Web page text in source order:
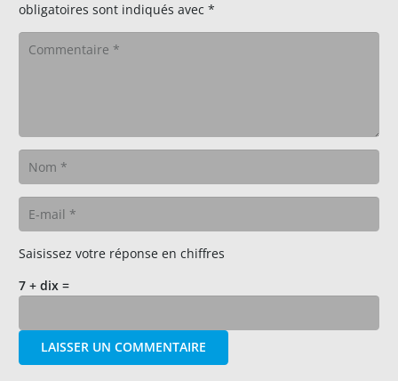
obligatoires sont indiqués avec *
Saisissez votre réponse en chiffres
7 + dix =
LAISSER UN COMMENTAIRE